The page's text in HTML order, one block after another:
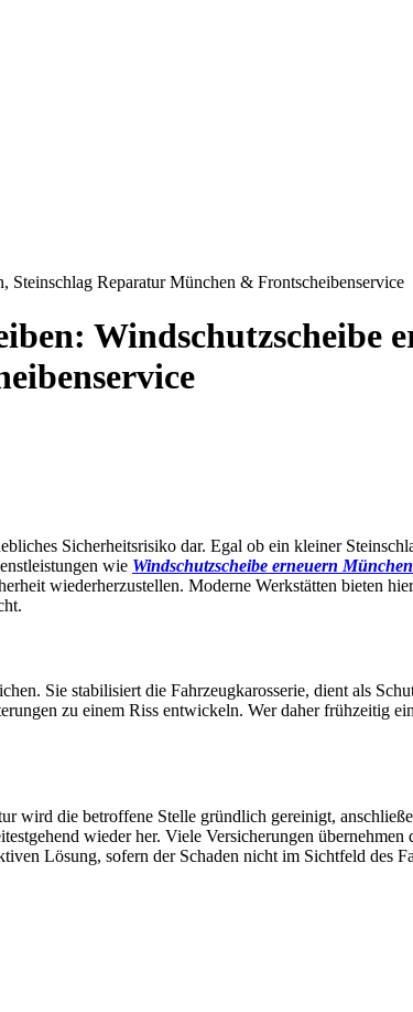
Steinschlag Reparatur München & Frontscheibenservice
Windschutzscheibe
Sicherheitsrisiko dar. Egal ob ein kleiner
wie Windschutzscheibe erneuern München
wiederherzustellen. Moderne Werkstätten bieten
Sie stabilisiert die Fahrzeugkarosserie, dient als
zu einem Riss entwickeln. Wer daher frühzeitig
wird die betroffene Stelle gründlich gereinigt,
wieder her. Viele Versicherungen
Lösung, sofern der Schaden nicht im Sichtfeld des